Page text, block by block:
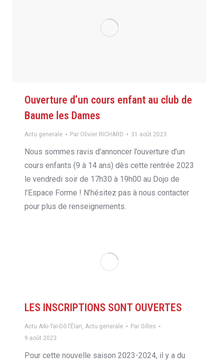
Ouverture d’un cours enfant au club de
Baume les Dames
Actu generale Par Olivier RICHARD 31 août 2023
Nous sommes ravis d’annoncer l’ouverture d’un
cours enfants (9 à 14 ans) dès cette rentrée 2023
le vendredi soir de 17h30 à 19h00 au Dojo de
l’Espace Forme ! N’hésitez pas à nous contacter
pour plus de renseignements.
LES INSCRIPTIONS SONT OUVERTES
Actu Aïki-Taï-Dô l’Élan Actu generale Par Gilles
9 août 2023
Pour cette nouvelle saison 2023-2024, il y a du